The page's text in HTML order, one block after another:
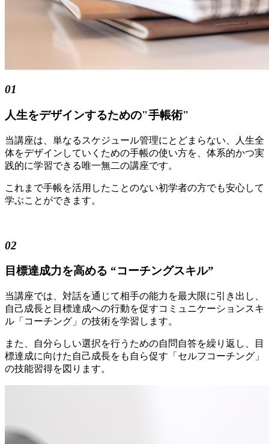
01
人生をデザインするための"手帳術"
当講座は、単なるスケジュール管理にとどまらない、人生全
体をデザインしていくための手帳の使い方を、体系的かつ実
践的に学習できる唯一無二の講座です。
これまで手帳を活用したことのない初学者の方でも安心して
学ぶことができます。
02
目標達成力を高める “コーチングスキル”
当講座では、対話を通じて相手の能力を最大限に引き出し、
自己成長と目標達成への行動を促すコミュニケーションスキ
ル「コーチング」の技術を学習します。
また、自分らしい選択を行うための自問自答を繰り返し、目
標達成に向けた自己成長をも自ら促す「セルフコーチング」
の技能習得を図ります。